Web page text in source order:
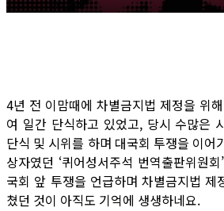
4년 전 이맘때에 차별금지법 제정을 위
여 일간 단식하고 있었고, 당시 수많은
단식 및 시위를 하며 대국회 투쟁을 이어
상자였던 ‘퀴어성서주석 번역출판위원
국회 앞 투쟁을 언급하며 차별금지법 제
쳤던 것이 아직도 기억에 생생하네요.